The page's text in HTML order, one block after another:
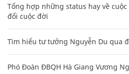
Tổng hợp những status hay về
đổi cuộc đời
Tìm hiểu tư tưởng Nguyễn Du qua
Phó Đoàn ĐBQH Hà Giang Vương